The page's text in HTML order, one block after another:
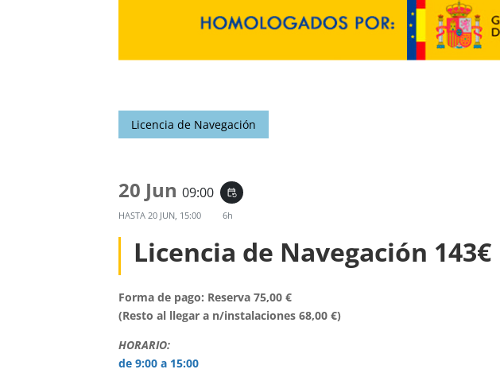
Licencia de Navegación
20 Jun09:00 event_repeat
HASTA 20 JUN, 15:00 6h
Licencia de Navegación 143€
Forma de pago: Reserva 75,00 €
(Resto al llegar a n/instalaciones 68,00 €)
HORARIO:
de 9:00 a 15:00